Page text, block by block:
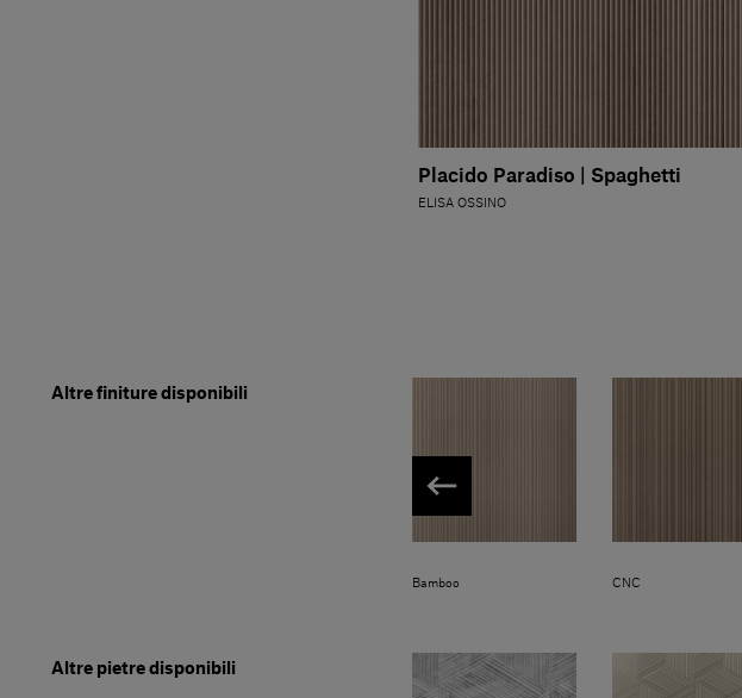
Placido Paradiso | Spaghetti
ELISA OSSINO
Altre finiture disponibili
Bamboo CNC
Altre pietre disponibili